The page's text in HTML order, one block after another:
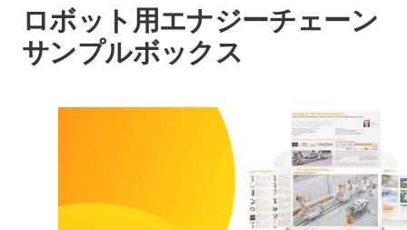
ロボット用エナジーチェーン
サンプルボックス